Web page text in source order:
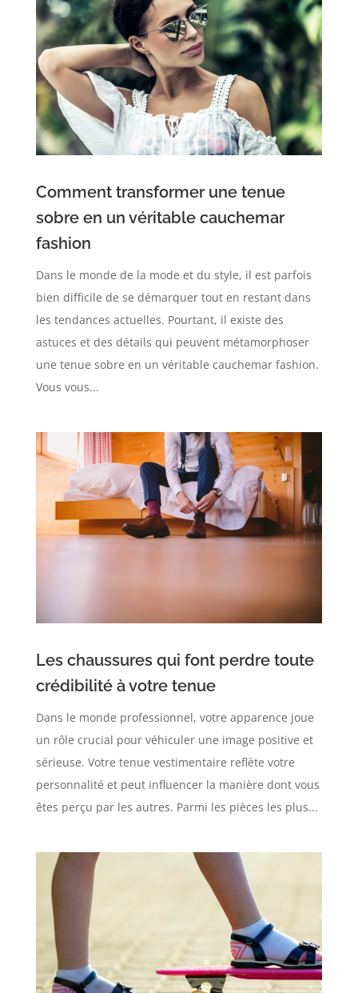
Comment transformer une tenue
sobre en un véritable cauchemar
fashion
Dans le monde de la mode et du style, il est parfois
bien difficile de se démarquer tout en restant dans
les tendances actuelles. Pourtant, il existe des
astuces et des détails qui peuvent métamorphoser
une tenue sobre en un véritable cauchemar fashion.
Vous vous...
Les chaussures qui font perdre toute
crédibilité à votre tenue
Dans le monde professionnel, votre apparence joue
un rôle crucial pour véhiculer une image positive et
sérieuse. Votre tenue vestimentaire reflète votre
personnalité et peut influencer la manière dont vous
êtes perçu par les autres. Parmi les pièces les plus...